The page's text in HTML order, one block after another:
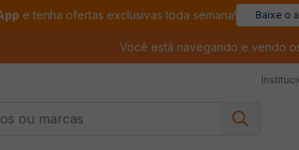
e tenha ofertas exclusivas toda semana! Baixe o
Você está navegando e vendo